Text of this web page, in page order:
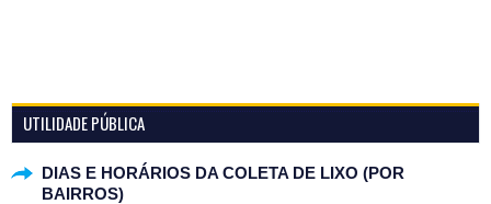
UTILIDADE PÚBLICA
DIAS E HORÁRIOS DA COLETA DE LIXO (POR
BAIRROS)